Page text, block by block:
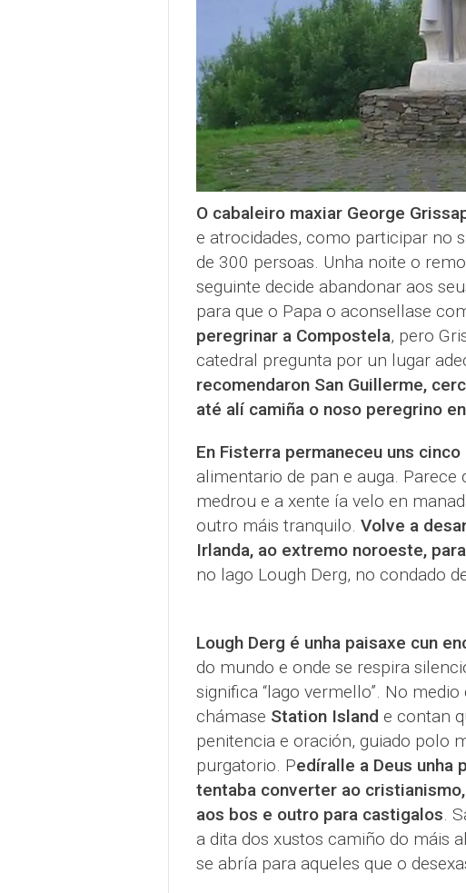
O cabaleiro maxiar George
e atrocidades, como participar no
de 300 persoas. Unha noite o
seguinte decide abandonar aos
para que o Papa o aconsellase
peregrinar a Compostela, pero
catedral pregunta por un lugar
recomendaron San Guillerme,
até alí camiña o noso peregrino
En Fisterra permaneceu uns
alimentario de pan e auga.
medrou e a xente ía velo en
outro máis tranquilo. Volve a
Irlanda, ao extremo noroeste,
no lago Lough Derg, no condado
Lough Derg é unha paisaxe cun
do mundo e onde se respira
significa “lago vermello”. No
chámase Station Island e contan
penitencia e oración, guiado polo
purgatorio. Pedíralle a Deus unha
tentaba converter ao
aos bos e outro para castigalos.
a dita dos xustos camiño do máis
se abría para aqueles que o